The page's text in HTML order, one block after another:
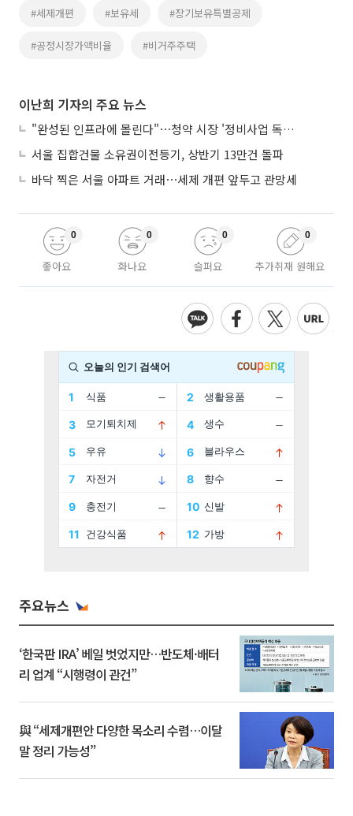
#세제개편 #보유세 #장기보유특별공제
#공정시장가액비율 #비거주주택
이난희 기자의 주요 뉴스
"완성된 인프라에 몰린다"⋯청약 시장 '정비사업 독주' 42배 격차
서울 집합건물 소유권이전등기, 상반기 13만건 돌파
바닥 찍은 서울 아파트 거래⋯세제 개편 앞두고 관망세
좋아요
0
화나요
0
슬퍼요
0
추가취재 원해요
0
주요뉴스
‘한국판 IRA’ 베일 벗었지만…반도체·배터
리 업계 “시행령이 관건”
與 “세제개편안 다양한 목소리 수렴…이달
말 정리 가능성”